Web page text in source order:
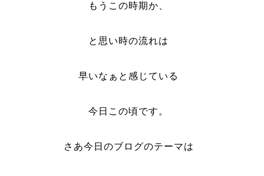
もうこの時期か、
と思い時の流れは
早いなぁと感じている
今日この頃です。
さあ今日のブログのテーマは